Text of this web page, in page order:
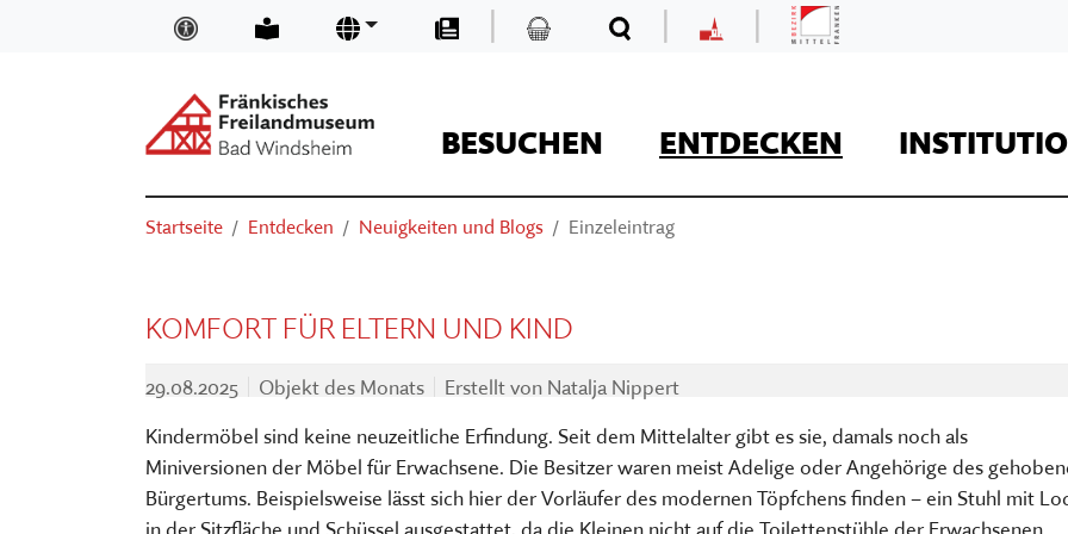
Zum Hauptinhalt springenInklusion und Barrierefreiheit
Leichte Sprache
Sprachen Presse
| Kaufladen | | Mittelfranken
BESUCHEN ENTDECKEN
BASIS-INFOS
ORIENTIEREN IM MUSEUM
VERANSTALTUNGEN
AUSSTELLUNGEN
Kaufladen
Der Onlineshop des
MUSEUM DIGITAL
KURSE
VORTRÄGE
THEATER, KINO & KONZERTE
Museum Kirche in
MUSEUM KIRCHE IN FRANKEN
FÖRDERVEREIN
STELLENANGEBOTE
MUSEUMSAUFGABEN
Museumsaufgaben
Startseite Entdecken Neuigkeiten und Blogs Einzeleintrag
KOMFORT FÜR ELTERN UND KIND
29.08.2025 Objekt des Monats Erstellt von Natalja Nippert
Kindermöbel sind keine neuzeitliche Erfindung. Seit dem Mittelalter gibt es sie, damals noch als
Miniversionen der Möbel für Erwachsene. Die Besitzer waren meist Adelige oder Angehörige des
Bürgertums. Beispielsweise lässt sich hier der Vorläufer des modernen Töpfchens finden – ein Stuhl mit
in der Sitzfläche und Schüssel ausgestattet, da die Kleinen nicht auf die Toilettenstühle der Erwachsenen